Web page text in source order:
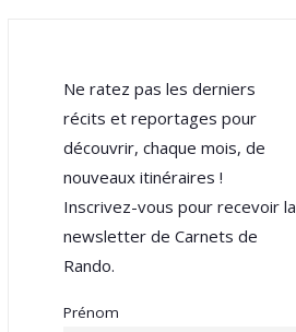
Ne ratez pas les derniers
récits et reportages pour
découvrir, chaque mois, de
nouveaux itinéraires !
Inscrivez-vous pour recevoir la
newsletter de Carnets de
Rando.
Prénom